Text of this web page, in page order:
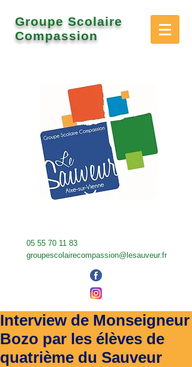
Groupe Scolaire
Compassion
05 55 70 11 83
groupescolairecompassion@lesauveur.fr
Interview de Monseigneur
Bozo par les élèves de
quatrième du Sauveur